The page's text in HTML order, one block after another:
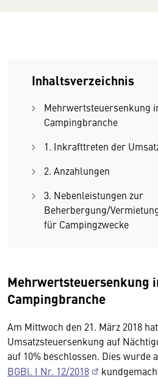
Inhaltsverzeichnis
Mehrwertsteuersenkung
Campingbranche
1. Inkrafttreten der
2. Anzahlungen
3. Nebenleistungen zur
Beherbergung/
für Campingzwecke
Mehrwertsteuersenkung
Campingbranche
Am Mittwoch den 21. März 2018
Umsatzsteuersenkung auf
auf 10% beschlossen. Dies wurde
BGBl. I Nr. 12/2018